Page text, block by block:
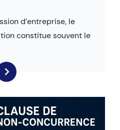
d’entreprise, le
constitue souvent le